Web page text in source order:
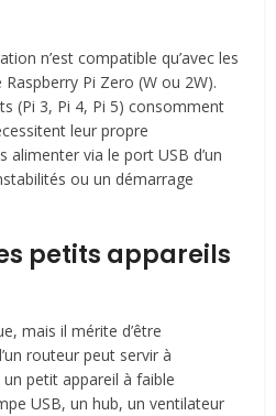
n’est compatible qu’avec les
Pi Zero (W ou 2W).
(Pi 3, Pi 4, Pi 5) consomment
leur propre
via le port USB d’un
ou un démarrage
petits appareils
mais il mérite d’être
routeur peut servir à
petit appareil à faible
USB, un hub, un ventilateur